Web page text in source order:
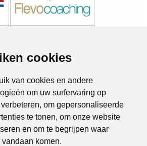
cookies
van cookies en andere
om uw surfervaring op
om gepersonaliseerde
te tonen, om onze website
en om te begrijpen waar
komen.